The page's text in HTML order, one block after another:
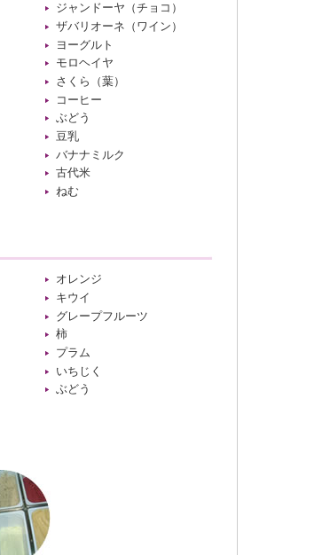
ジャンドーヤ（チョコ）
ザバリオーネ（ワイン）
ヨーグルト
モロヘイヤ
さくら（葉）
コーヒー
ぶどう
豆乳
バナナミルク
古代米
ねむ
オレンジ
キウイ
グレープフルーツ
柿
プラム
いちじく
ぶどう